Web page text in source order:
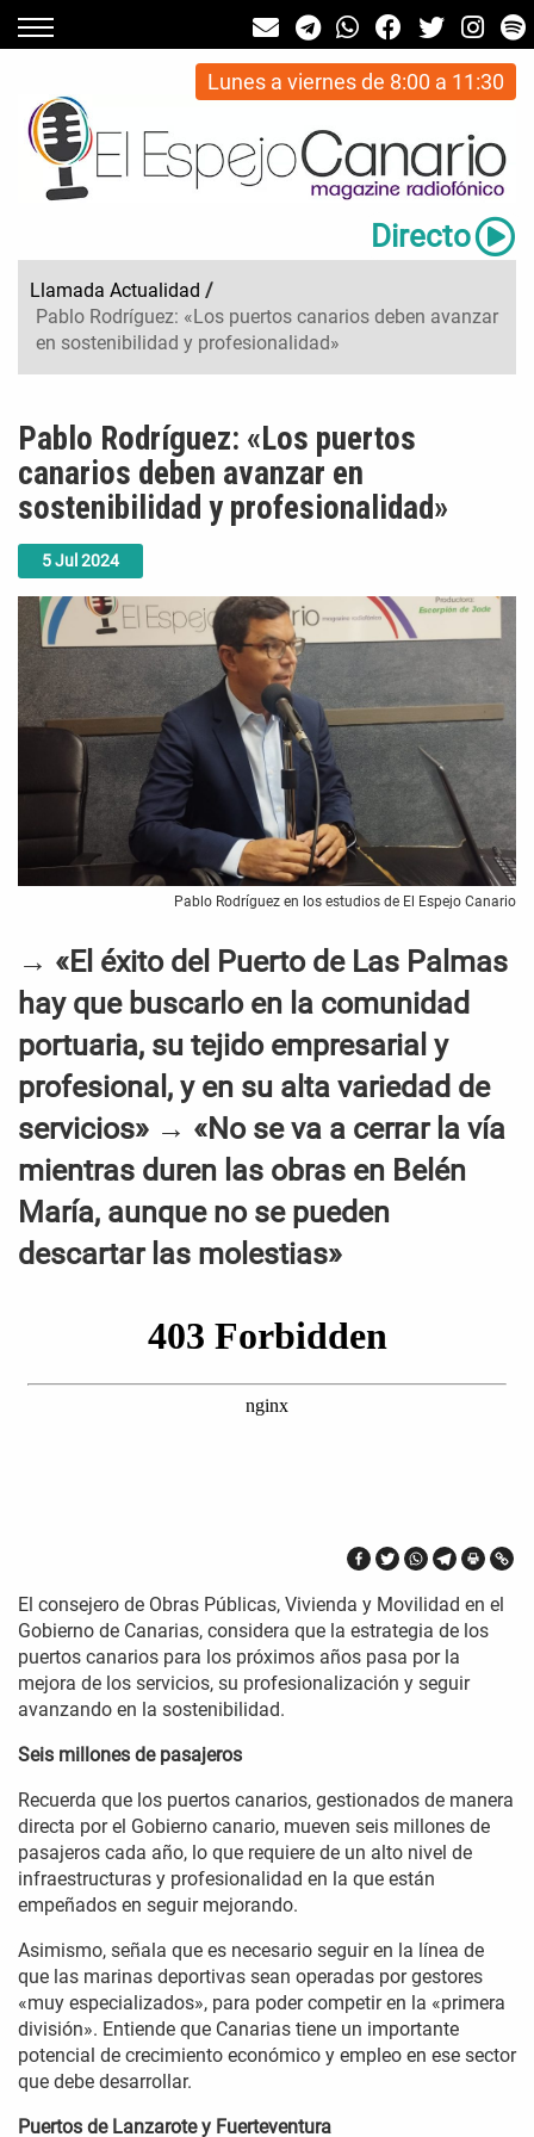
Lunes a viernes de 8:00 a 11:30
Directo
Llamada Actualidad /
Pablo Rodríguez: «Los puertos canarios deben avanzar
en sostenibilidad y profesionalidad»
5Jul 2024
Pablo Rodríguez: «Los puertos
canarios deben avanzar en
sostenibilidad y profesionalidad»
Pablo Rodríguez en los estudios de El Espejo Canario
→ «El éxito del Puerto de Las Palmas
hay que buscarlo en la comunidad
portuaria, su tejido empresarial y
profesional, y en su alta variedad de
servicios» → «No se va a cerrar la vía
mientras duren las obras en Belén
María, aunque no se pueden
descartar las molestias»
El consejero de Obras Públicas, Vivienda y Movilidad en el
Gobierno de Canarias, considera que la estrategia de los
puertos canarios para los próximos años pasa por la
mejora de los servicios, su profesionalización y seguir
avanzando en la sostenibilidad.
Seis millones de pasajeros
Recuerda que los puertos canarios, gestionados de manera
directa por el Gobierno canario, mueven seis millones de
pasajeros cada año, lo que requiere de un alto nivel de
infraestructuras y profesionalidad en la que están
empeñados en seguir mejorando.
Asimismo, señala que es necesario seguir en la línea de
que las marinas deportivas sean operadas por gestores
«muy especializados», para poder competir en la «primera
división». Entiende que Canarias tiene un importante
potencial de crecimiento económico y empleo en ese sector
que debe desarrollar.
Puertos de Lanzarote y Fuerteventura